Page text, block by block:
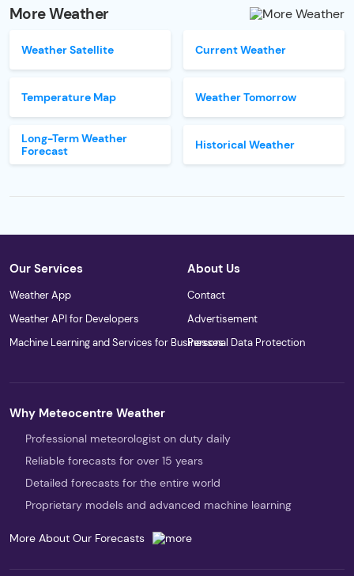
More Weather
Weather Satellite
Temperature Map
Long-Term Weather
Forecast
Current Weather
Weather Tomorrow
Historical Weather
Our Services
Weather App
Weather API for Developers
Machine Learning and Services for Businesses
About Us
Contact
Advertisement
Personal Data Protection
Why Meteocentre Weather
Professional meteorologist on duty daily
Reliable forecasts for over 15 years
Detailed forecasts for the entire world
Proprietary models and advanced machine learning
More About Our Forecasts